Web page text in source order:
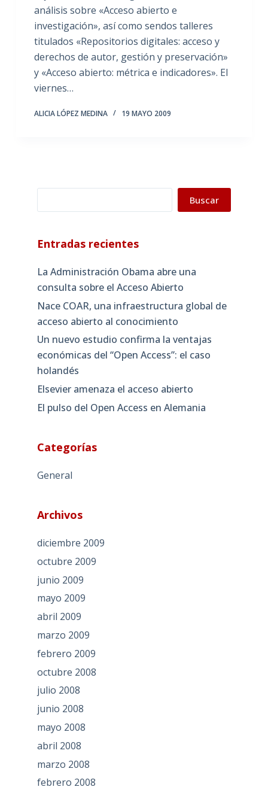
análisis sobre «Acceso abierto e
investigación», así como sendos talleres
titulados «Repositorios digitales: acceso y
derechos de autor, gestión y preservación»
y «Acceso abierto: métrica e indicadores». El
viernes…
ALICIA LÓPEZ MEDINA 19 MAYO 2009
Buscar
Entradas recientes
La Administración Obama abre una
consulta sobre el Acceso Abierto
Nace COAR, una infraestructura global de
acceso abierto al conocimiento
Un nuevo estudio confirma la ventajas
económicas del “Open Access”: el caso
holandés
Elsevier amenaza el acceso abierto
El pulso del Open Access en Alemania
Categorías
General
Archivos
diciembre 2009
octubre 2009
junio 2009
mayo 2009
abril 2009
marzo 2009
febrero 2009
octubre 2008
julio 2008
junio 2008
mayo 2008
abril 2008
marzo 2008
febrero 2008